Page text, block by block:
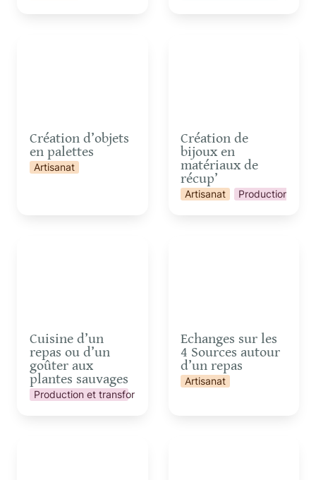
Création d’objets
en palettes
Artisanat
Création de
bijoux en
matériaux de
récup’
Artisanat Production et
Cuisine d’un
repas ou d’un
goûter aux
plantes sauvages
Production et transformation
Echanges sur les
4 Sources autour
d’un repas
Artisanat